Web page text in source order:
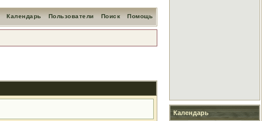
Помощь
Поиск
Пользователи
Календарь
Календарь